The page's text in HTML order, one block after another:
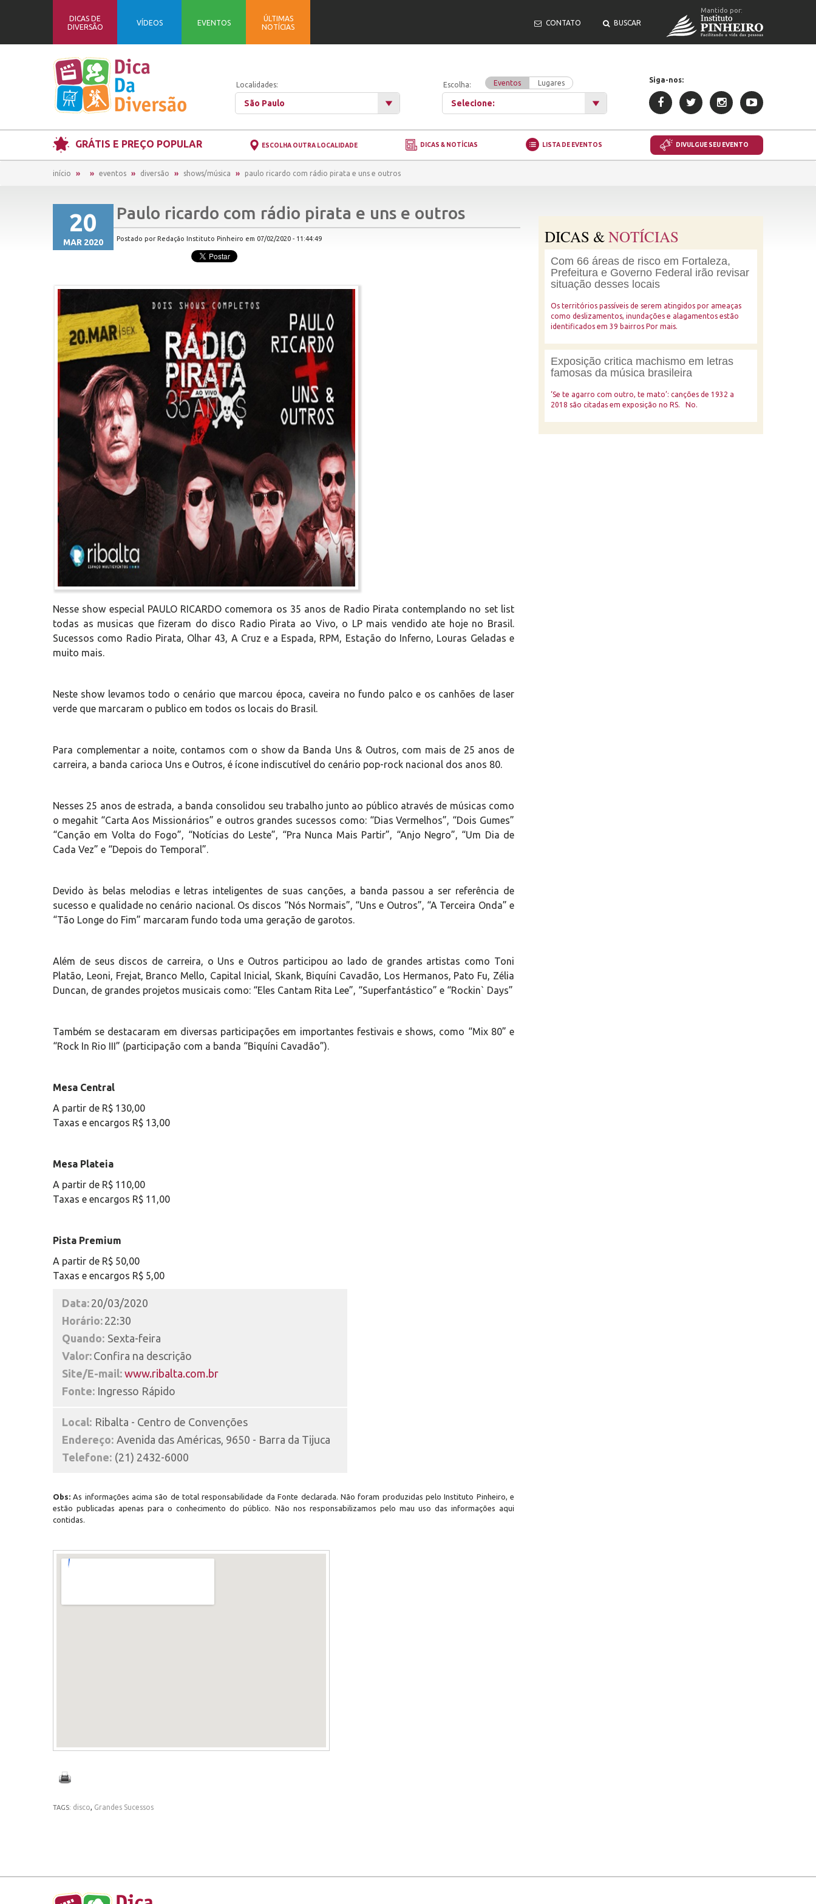
DICAS DE
DIVERSÃO
VÍDEOS EVENTOS
ÚLTIMAS
NOTÍCIAS
CONTATO BUSCAR
Mantido por:
Localidades:
São Paulo
Escolha: Eventos Lugares
Selecione:
Siga-nos:
GRÁTIS E PREÇO POPULAR ESCOLHA OUTRA LOCALIDADE DICAS & NOTÍCIAS LISTA DE EVENTOS DIVULGUE SEU EVENTO
início eventos diversão shows/música paulo ricardo com rádio pirata e uns e outros
20
MAR 2020
Paulo ricardo com rádio pirata e uns e outros
Postado por Redação Instituto Pinheiro em 07/02/2020 - 11:44:49
Nesse show especial PAULO RICARDO comemora os 35 anos de Radio Pirata contemplando no set list
todas as musicas que fizeram do disco Radio Pirata ao Vivo, o LP mais vendido ate hoje no Brasil.
Sucessos como Radio Pirata, Olhar 43, A Cruz e a Espada, RPM, Estação do Inferno, Louras Geladas e
muito mais.
Neste show levamos todo o cenário que marcou época, caveira no fundo palco e os canhões de laser
verde que marcaram o publico em todos os locais do Brasil.
Para complementar a noite, contamos com o show da Banda Uns & Outros, com mais de 25 anos de
carreira, a banda carioca Uns e Outros, é ícone indiscutível do cenário pop-rock nacional dos anos 80.
Nesses 25 anos de estrada, a banda consolidou seu trabalho junto ao público através de músicas como
o megahit “Carta Aos Missionários” e outros grandes sucessos como: “Dias Vermelhos”, “Dois Gumes”
“Canção em Volta do Fogo”, “Notícias do Leste”, “Pra Nunca Mais Partir”, “Anjo Negro”, “Um Dia de
Cada Vez” e “Depois do Temporal”.
Devido às belas melodias e letras inteligentes de suas canções, a banda passou a ser referência de
sucesso e qualidade no cenário nacional. Os discos “Nós Normais”, “Uns e Outros”, “A Terceira Onda” e
“Tão Longe do Fim” marcaram fundo toda uma geração de garotos.
Além de seus discos de carreira, o Uns e Outros participou ao lado de grandes artistas como Toni
Platão, Leoni, Frejat, Branco Mello, Capital Inicial, Skank, Biquíni Cavadão, Los Hermanos, Pato Fu, Zélia
Duncan, de grandes projetos musicais como: “Eles Cantam Rita Lee”, “Superfantástico” e “Rockin` Days”
Também se destacaram em diversas participações em importantes festivais e shows, como “Mix 80” e
“Rock In Rio III” (participação com a banda “Biquíni Cavadão”).
Mesa Central
A partir de R$ 130,00
Taxas e encargos R$ 13,00
Mesa Plateia
A partir de R$ 110,00
Taxas e encargos R$ 11,00
Pista Premium
A partir de R$ 50,00
Taxas e encargos R$ 5,00
Data: 20/03/2020
Horário: 22:30
Quando: Sexta-feira
Valor: Confira na descrição
Site/E-mail: www.ribalta.com.br
Fonte: Ingresso Rápido
Local: Ribalta - Centro de Convenções
Endereço: Avenida das Américas, 9650 - Barra da Tijuca
Telefone: (21) 2432-6000
Obs:As informações acima são de total responsabilidade da Fonte declarada. Não foram produzidas pelo Instituto Pinheiro, e
estão publicadas apenas para o conhecimento do público. Não nos responsabilizamos pelo mau uso das informações aqui
contidas.
TAGS: disco, Grandes Sucessos
DICAS &NOTÍCIAS
Com 66 áreas de risco em Fortaleza,
Prefeitura e Governo Federal irão revisar
situação desses locais
Os territórios passíveis de serem atingidos por ameaças
como deslizamentos, inundações e alagamentos estão
identificados em 39 bairros Por mais.
Exposição critica machismo em letras
famosas da música brasileira
‘Se te agarro com outro, te mato’: canções de 1932 a
2018 são citadas em exposição no RS. No.